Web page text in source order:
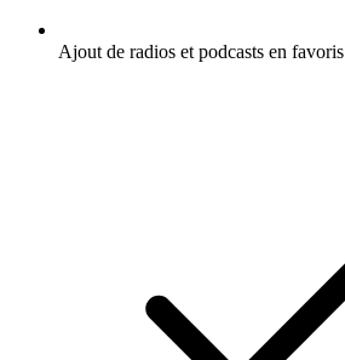
Ajout de radios et podcasts en favoris